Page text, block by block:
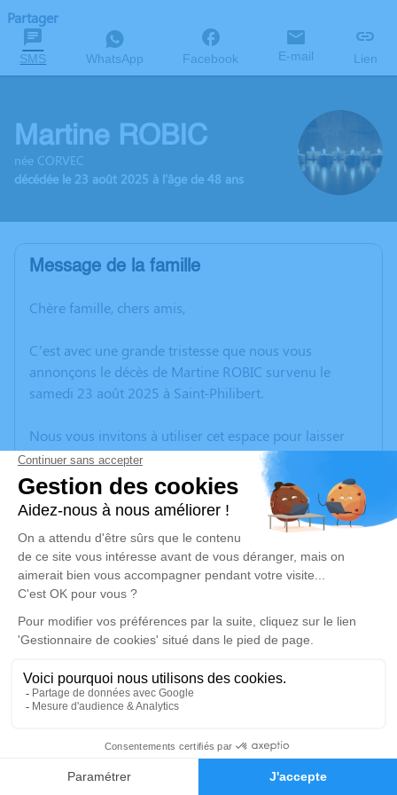
Faire-part Hommages
Partager
SMS WhatsApp Facebook E-mail Lien
Martine ROBIC
née CORVEC
décédée le 23 août 2025 à l'âge de 48 ans
Message de la famille
Chère famille, chers amis,
C’est avec une grande tristesse que nous vous
annonçons le décès de Martine ROBIC survenu le
samedi 23 août 2025 à Saint-Philibert.
Nous vous invitons à utiliser cet espace pour laisser
vos condoléances, partager des photos souvenirs, une
anecdote ou exprimer vos pensées à travers des
poèmes ou des textes. Cet endroit est un lieu
d'expression dédié à honorer la mémoire de Martine
ROBIC.
Un service de plantation d’arbre hommage est
disponible ici.
Je rends hommage
Cérémonie religieuse
Église de Saint Philibert
56470 Saint Philibert